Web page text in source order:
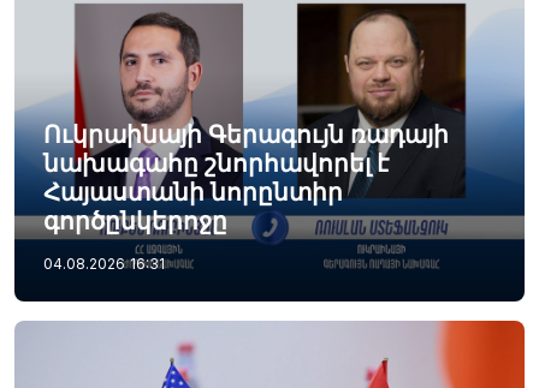
Ուկրաինայի Գերագույն ռադայի
նախագահը շնորհավորել է
Հայաստանի նորընտիր
գործընկերոջը
04.08.2026 16:31